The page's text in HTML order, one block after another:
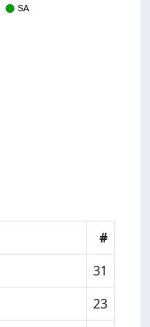
SA
#
31
23